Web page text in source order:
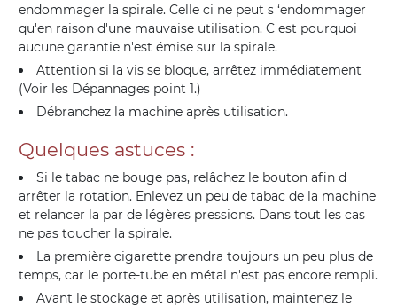
endommager la spirale. Celle ci ne peut s ‘endommager
qu'en raison d'une mauvaise utilisation. C est pourquoi
aucune garantie n'est émise sur la spirale.
Attention si la vis se bloque, arrêtez immédiatement
(Voir les Dépannages point 1.)
Débranchez la machine après utilisation.
Quelques astuces :
Si le tabac ne bouge pas, relâchez le bouton afin d
arrêter la rotation. Enlevez un peu de tabac de la machine
et relancer la par de légères pressions. Dans tout les cas
ne pas toucher la spirale.
La première cigarette prendra toujours un peu plus de
temps, car le porte-tube en métal n'est pas encore rempli.
Avant le stockage et après utilisation, maintenez le